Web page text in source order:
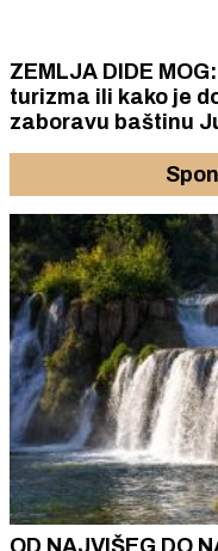
ZEMLJA DIDE
turizma ili kako je don Stipe Perkov oteo
zaboravu baštinu
OD NAJVIŠEG DO